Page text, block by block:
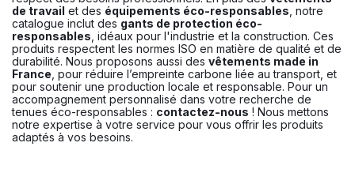
de travail et des équipements éco-responsables , notre
catalogue inclut des gants de protection éco-
responsables , idéaux pour l'industrie et la construction. Ces
produits respectent les normes ISO en matière de qualité et de
durabilité. Nous proposons aussi des vêtements made in
France , pour réduire l’empreinte carbone liée au transport, et
pour soutenir une production locale et responsable. Pour un
accompagnement personnalisé dans votre recherche de
tenues éco-responsables : contactez-nous ! Nous mettons
notre expertise à votre service pour vous offrir les produits
adaptés à vos besoins.